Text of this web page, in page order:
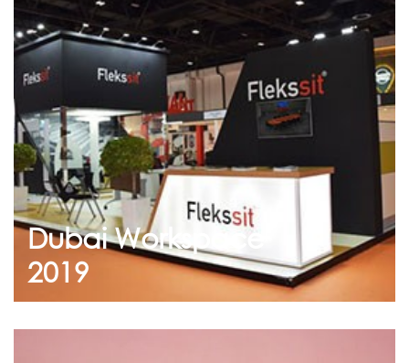
Dubai Workspace
2019
Eylül 30, 2019
Dubai Workspace 2019
Ofis ortamınıza çözümler sunan tasarım
ürünlerimizi Dubai Workspace 2019 Fuarında
sizlerle buluşturduk. Standı...
Devam et